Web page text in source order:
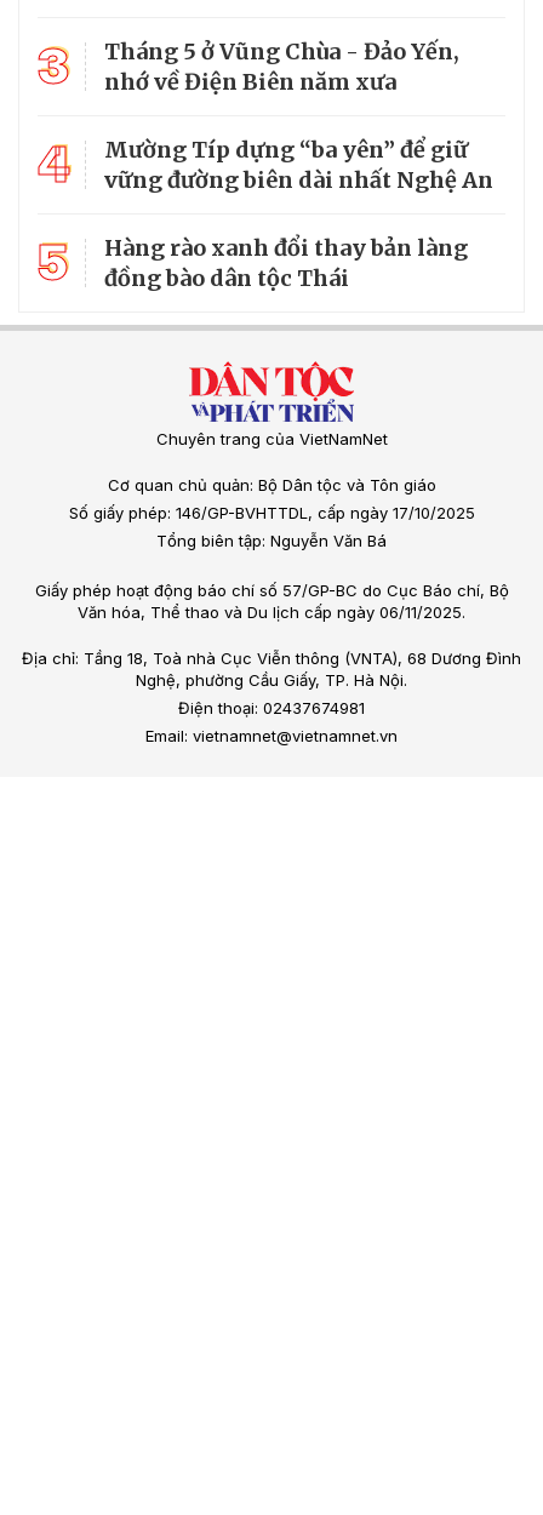
3
Tháng 5 ở Vũng Chùa - Đảo Yến,
nhớ về Điện Biên năm xưa
4
Mường Típ dựng “ba yên” để giữ
vững đường biên dài nhất Nghệ An
5
Hàng rào xanh đổi thay bản làng
đồng bào dân tộc Thái
Chuyên trang của VietNamNet
Cơ quan chủ quản: Bộ Dân tộc và Tôn giáo
Số giấy phép: 146/GP-BVHTTDL, cấp ngày 17/10/2025
Tổng biên tập: Nguyễn Văn Bá
Giấy phép hoạt động báo chí số 57/GP-BC do Cục Báo chí, Bộ
Văn hóa, Thể thao và Du lịch cấp ngày 06/11/2025.
Địa chỉ: Tầng 18, Toà nhà Cục Viễn thông (VNTA), 68 Dương Đình
Nghệ, phường Cầu Giấy, TP. Hà Nội.
Điện thoại: 02437674981
Email: vietnamnet@vietnamnet.vn